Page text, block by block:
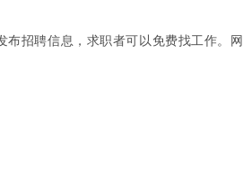
招聘信息，求职者可以免费找工作。网